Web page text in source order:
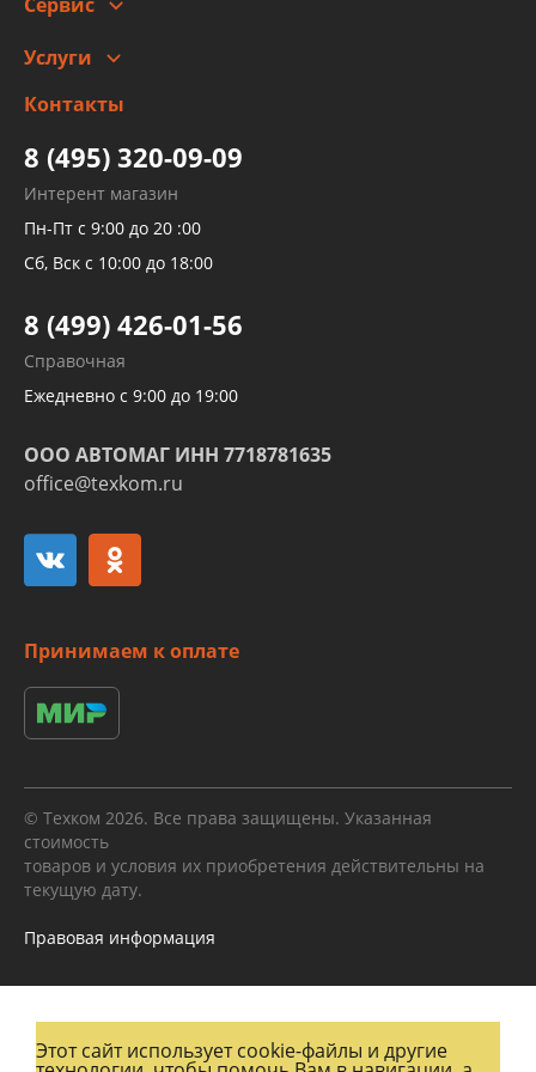
Заправка кондиционера авто
Детейлинг
Услуги
высокого давления
Тормозных трубок
Рукавов гидроусилителей
Рукавов компрессоров и турбин
Трубок кондиционеров
Развертка пайка медных стальных
алюминиевых трубок и штуцеров
Контакты
8 (495) 320-09-09
Интерент магазин
Пн-Пт с 9:00 до 20 :00
Сб, Вск с 10:00 до 18:00
8 (499) 426-01-56
Справочная
Ежедневно с 9:00 до 19:00
ООО АВТОМАГ ИНН 7718781635
office@texkom.ru
Принимаем к оплате
© Техком 2026. Все права защищены. Указанная
стоимость
товаров и условия их приобретения действительны на
текущую дату.
Правовая информация
Этот сайт использует cookie-файлы и другие